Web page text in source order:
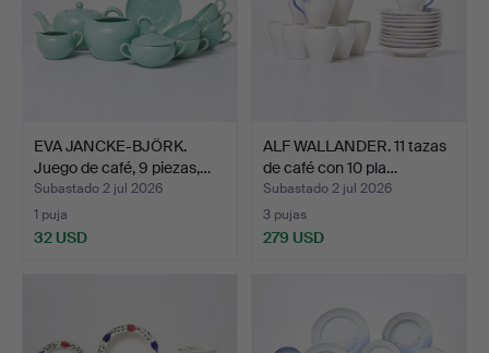
EVA JANCKE-BJÖRK.
Juego de café, 9 piezas,…
Subastado 2 jul 2026
1 puja
32 USD
ALF WALLANDER. 11 tazas
de café con 10 pla…
Subastado 2 jul 2026
3 pujas
279 USD